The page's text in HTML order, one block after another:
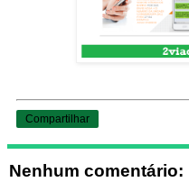
Compartilhar
Nenhum comentário: